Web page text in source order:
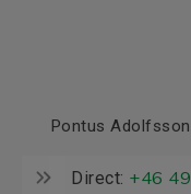
Pontus
Direct: +46